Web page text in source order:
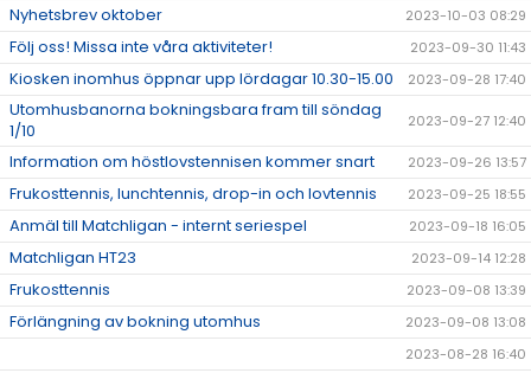
Nyhetsbrev oktober 2023-10-03 08:29
Följ oss! Missa inte våra aktiviteter! 2023-09-30 11:43
Kiosken inomhus öppnar upp lördagar 10.30-15.00 2023-09-28 17:40
Utomhusbanorna bokningsbara fram till söndag
1/10
2023-09-27 12:40
Information om höstlovstennisen kommer snart 2023-09-26 13:57
Frukosttennis, lunchtennis, drop-in och lovtennis 2023-09-25 18:55
Anmäl till Matchligan - internt seriespel 2023-09-18 16:05
Matchligan HT23 2023-09-14 12:28
Frukosttennis 2023-09-08 13:39
Förlängning av bokning utomhus
2023-09-08 13:08
2023-08-28 16:40